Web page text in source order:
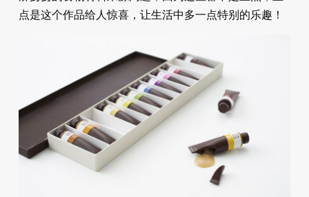
点是这个作品给人惊喜，让生活中多一点特别的乐趣！